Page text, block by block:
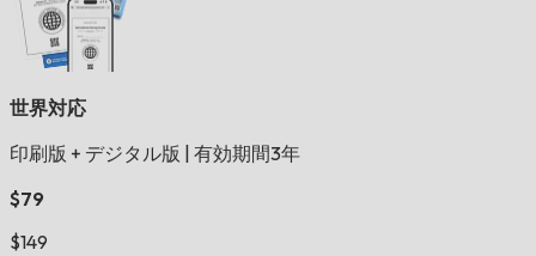
世界対応
印刷版 + デジタル版
有効期間3年
$79
$149